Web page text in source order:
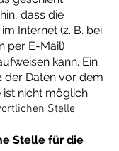
dass die
Internet (z. B. bei
per E-Mail)
kann. Ein
der Daten vor dem
nicht möglich.
Stelle
Stelle für die